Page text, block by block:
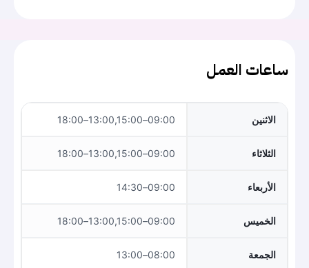
ساعات العمل
الاثنين 09:00–13:00,15:00–18:00
الثلاثاء 09:00–13:00,15:00–18:00
الأربعاء 09:00–14:30
الخميس 09:00–13:00,15:00–18:00
الجمعة 08:00–13:00